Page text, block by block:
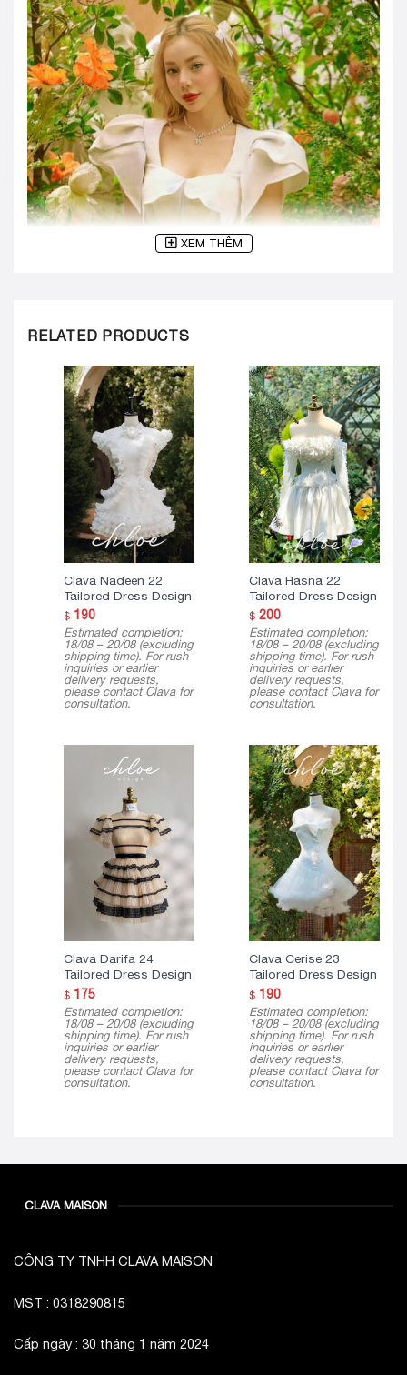
XEM THÊM
RELATED PRODUCTS
Clava Nadeen 22
Tailored Dress Design
$190
Estimated completion:
18/08 – 20/08 (excluding
shipping time). For rush
inquiries or earlier
delivery requests,
please contact Clava for
consultation.
Clava Hasna 22
Tailored Dress Design
$200
Estimated completion:
18/08 – 20/08 (excluding
shipping time). For rush
inquiries or earlier
delivery requests,
please contact Clava for
consultation.
Clava Darifa 24
Tailored Dress Design
$175
Estimated completion:
18/08 – 20/08 (excluding
shipping time). For rush
inquiries or earlier
delivery requests,
please contact Clava for
consultation.
Clava Cerise 23
Tailored Dress Design
$190
Estimated completion:
18/08 – 20/08 (excluding
shipping time). For rush
inquiries or earlier
delivery requests,
please contact Clava for
consultation.
CLAVA MAISON
CÔNG TY TNHH CLAVA MAISON
MST : 0318290815
Cấp ngày : 30 tháng 1 năm 2024